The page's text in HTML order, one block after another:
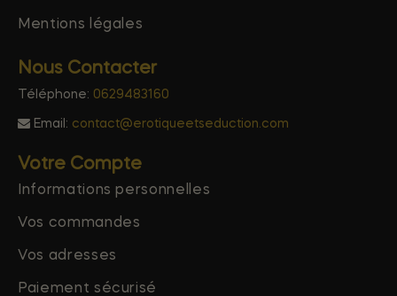
Mentions légales
Nous Contacter
Téléphone: 0629483160
Email: contact@erotiqueetseduction.com
Votre Compte
Informations personnelles
Vos commandes
Vos adresses
Paiement sécurisé